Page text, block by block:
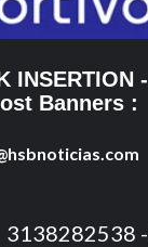
INSERTION
Banners :
3138282538